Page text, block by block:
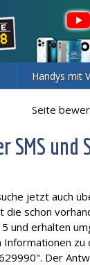
Handys mit
Seite
SMS und
jetzt auch
die schon
und erhalten
Informationen
Der